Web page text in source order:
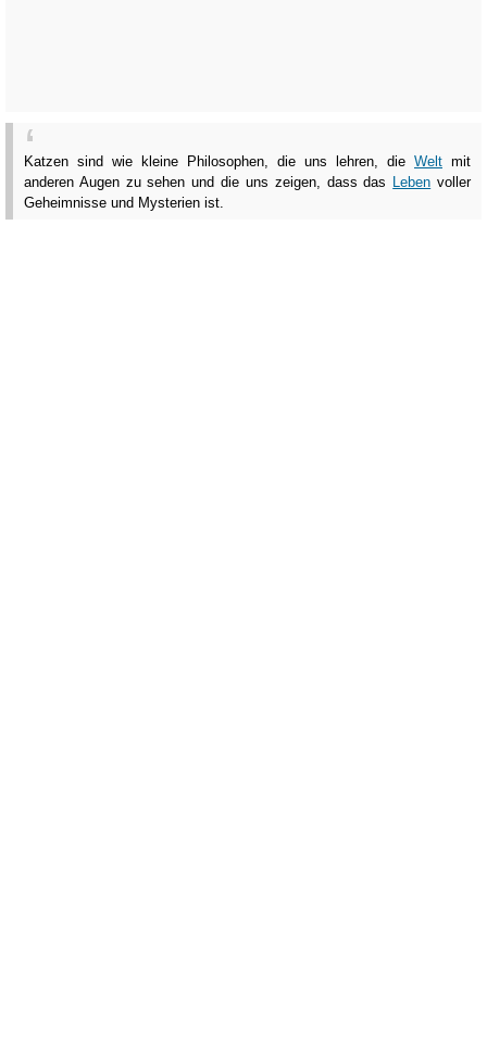
Katzen sind wie kleine Philosophen, die uns lehren, die Welt mit
anderen Augen zu sehen und die uns zeigen, dass das
Leben voller
Geheimnisse und Mysterien ist.